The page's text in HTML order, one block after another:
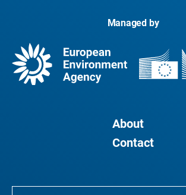
Managed by
About
Contact